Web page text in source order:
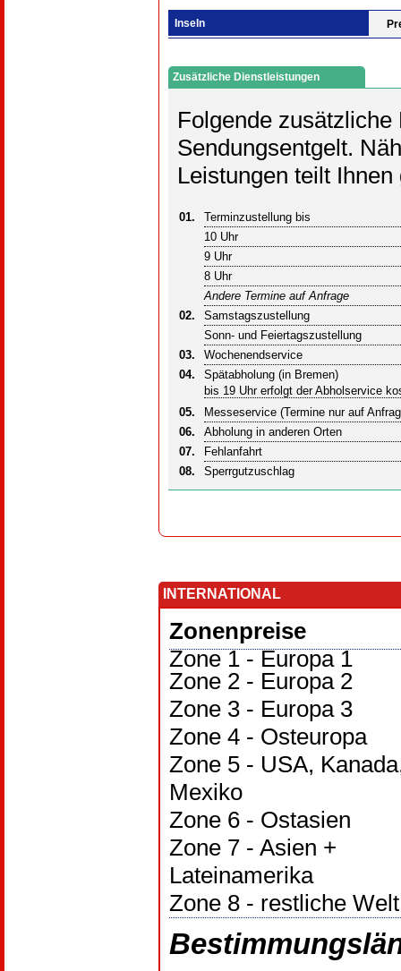
Inseln
Zusätzliche Dienstleistungen
Folgende
Sendungsentgelt.
Leistungen teilt
01.
Terminzustellung bis
10 Uhr
9 Uhr
8 Uhr
Andere Termine auf Anfrage
02.
Samstagszustellung
Sonn- und Feiertagszustellung
03.
Wochenendservice
04.
Spätabholung (in Bremen)
bis 19 Uhr erfolgt der Abholservice
05.
Messeservice (Termine nur auf
06.
Abholung in anderen Orten
07.
Fehlanfahrt
08.
Sperrgutzuschlag
INTERNATIONAL
Zonenpreise
Zone 1 - Europa 1
Zone 2 - Europa 2
Zone 3 - Europa 3
Zone 4 - Osteuropa
Zone 5 - USA,
Mexiko
Zone 6 - Ostasien
Zone 7 - Asien +
Lateinamerika
Zone 8 - restliche Welt